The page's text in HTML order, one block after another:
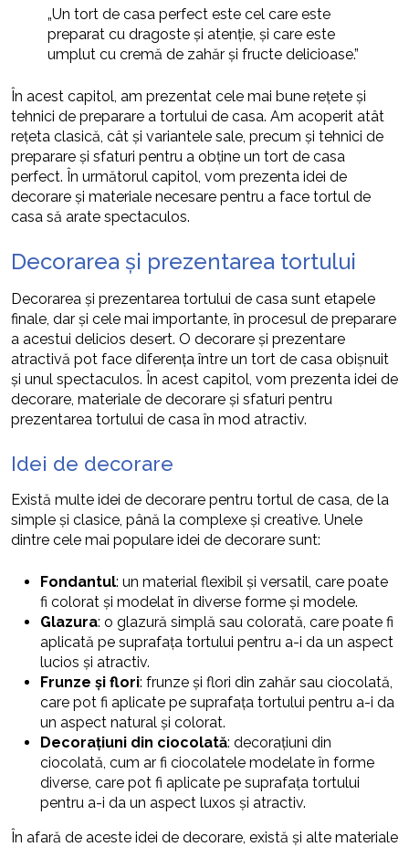
„Un tort de casa perfect este cel care este
preparat cu dragoste și atenție, și care este
umplut cu cremă de zahăr și fructe delicioase.”
În acest capitol, am prezentat cele mai bune rețete și
tehnici de preparare a tortului de casa. Am acoperit atât
rețeta clasică, cât și variantele sale, precum și tehnici de
preparare și sfaturi pentru a obține un tort de casa
perfect. În următorul capitol, vom prezenta idei de
decorare și materiale necesare pentru a face tortul de
casa să arate spectaculos.
Decorarea și prezentarea tortului
Decorarea și prezentarea tortului de casa sunt etapele
finale, dar și cele mai importante, în procesul de preparare
a acestui delicios desert. O decorare și prezentare
atractivă pot face diferența între un tort de casa obișnuit
și unul spectaculos. În acest capitol, vom prezenta idei de
decorare, materiale de decorare și sfaturi pentru
prezentarea tortului de casa în mod atractiv.
Idei de decorare
Există multe idei de decorare pentru tortul de casa, de la
simple și clasice, până la complexe și creative. Unele
dintre cele mai populare idei de decorare sunt:
Fondantul: un material flexibil și versatil, care poate
fi colorat și modelat în diverse forme și modele.
Glazura: o glazură simplă sau colorată, care poate fi
aplicată pe suprafața tortului pentru a-i da un aspect
lucios și atractiv.
Frunze și flori: frunze și flori din zahăr sau ciocolată,
care pot fi aplicate pe suprafața tortului pentru a-i da
un aspect natural și colorat.
Decorațiuni din ciocolată: decorațiuni din
ciocolată, cum ar fi ciocolatele modelate în forme
diverse, care pot fi aplicate pe suprafața tortului
pentru a-i da un aspect luxos și atractiv.
În afară de aceste idei de decorare, există și alte materiale